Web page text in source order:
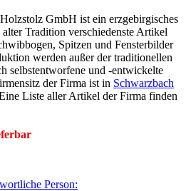
GmbH ist ein erzgebirgisches
Tradition verschiedenste Artikel
Spitzen und Fensterbilder
werden außer der traditionellen
selbstentworfene und -entwickelte
der Firma ist in Schwarzbach
Liste aller Artikel der Firma finden
Person: